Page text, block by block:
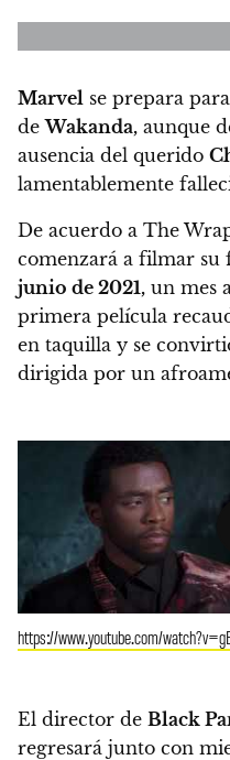
Marvel se prepara
deWakanda, aunque
ausencia del querido
lamentablemente
De acuerdo a The
comenzará a filmar
junio de 2021, un mes
primera película
en taquilla y se
dirigida por un
https://www.youtube.com/
El director de Black
regresará junto con